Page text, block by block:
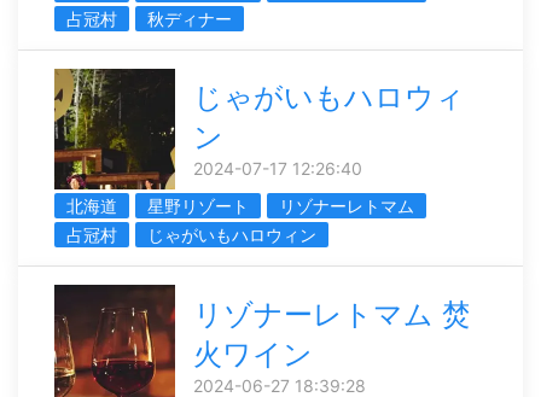
占冠村
秋ディナー
じゃがいもハロウィ
ン
2024-07-17 12:26:40
北海道
星野リゾート
リゾナーレトマム
占冠村
じゃがいもハロウィン
リゾナーレトマム 焚
火ワイン
2024-06-27 18:39:28